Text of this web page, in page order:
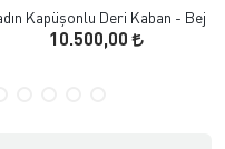
Kapüşonlu Deri Kaban - Bej
10.500,00